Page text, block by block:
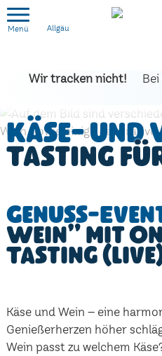
Allgäu
Wir tracken nicht!
Käse- und
Tasting
Genuss-
Wein" mit
Tasting
Käse und Wein – eine
Genießerherzen höher
Wein passt zu welchem